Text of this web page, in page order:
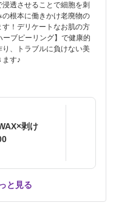
浸透させることで細胞を刺
の根本に働きかけ老廃物の
す！デリケートなお肌の方
ーブピーリング】で健康的
り、トラブルに負けない美
ます♪
剥け
と見る